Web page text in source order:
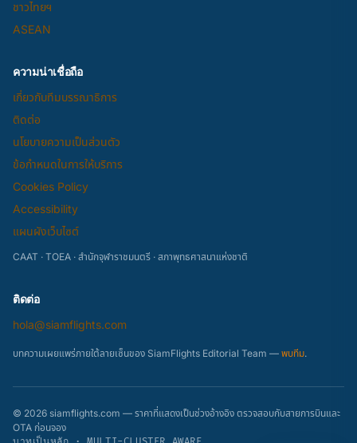
ชาวไทยฯ
ASEAN
ความน่าเชื่อถือ
เกี่ยวกับทีมบรรณาธิการ
ติดต่อ
นโยบายความเป็นส่วนตัว
ข้อกำหนดในการให้บริการ
Cookies Policy
Accessibility
แผนผังเว็บไซต์
CAAT · TOEA · สำนักจุฬาราชมนตรี · สภาพุทธศาสนาแห่งชาติ
ติดต่อ
hola@siamflights.com
บทความเผยแพร่ภายใต้ลายเซ็นของ SiamFlights Editorial Team — พบทีม.
© 2026 siamflights.com — ราคาที่แสดงเป็นช่วงอ้างอิง ตรวจสอบกับสายการบินและ
OTA ก่อนจอง